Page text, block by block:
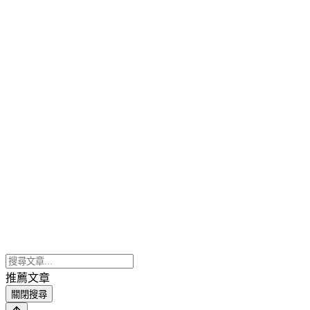
推薦文章
關閉搜尋